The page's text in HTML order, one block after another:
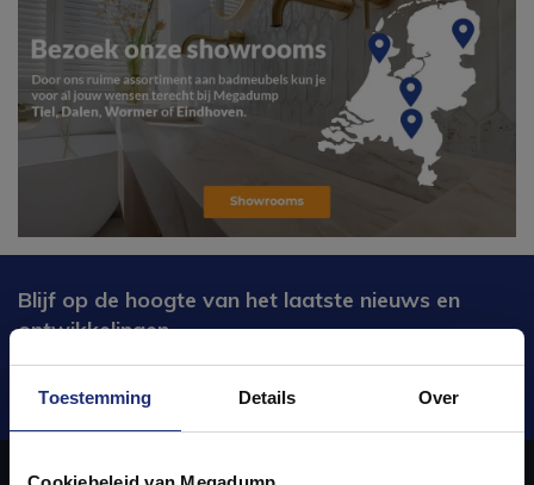
Toestemming Details Over
Blijf op de hoogte van het laatste nieuws en
ontwikkelingen